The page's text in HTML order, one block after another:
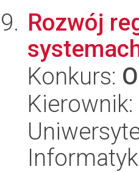
Rozwój
Konkurs:
Kierownik: